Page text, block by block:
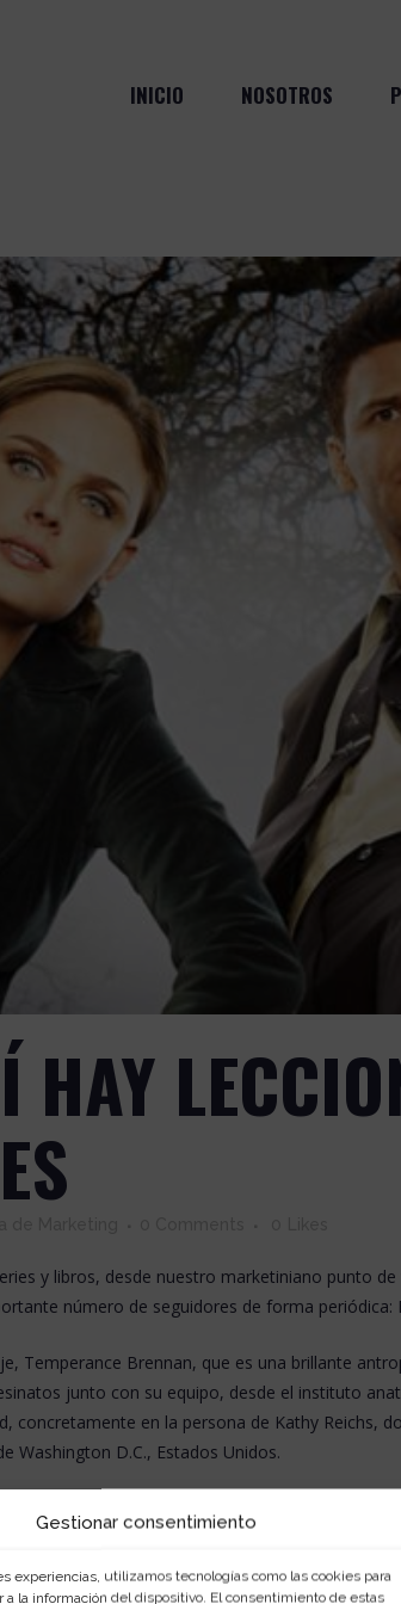
Gestionar consentimiento
experiencias, utilizamos tecnologías como las cookies para
a la información del dispositivo. El consentimiento de estas
INICIO NOSOTROS
y libros, desde nuestro marketiniano punto
número de seguidores de forma periódica:
Temperance Brennan, que es una brillante
junto con su equipo, desde el instituto
concretamente en la persona de Kathy Reichs,
Washington D.C., Estados Unidos.
que nos podemos encontrar en esta
sin parangón dentro de su trabajo, pero para
no serían resueltos ni con el mismo éxito ni con